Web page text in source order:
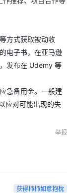
方式获取被动收
电子书，在亚马逊
发布在 Udemy 等
急备用金。一般建
应对可能出现的失
举报
获得柿柿如意抱枕